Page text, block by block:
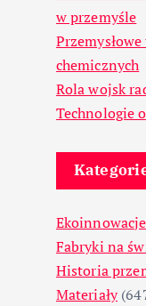
w przemyśle
chemicznych
Rola wojsk
Technologie
Ekoinnowacje
Fabryki na
Historia
Materiały